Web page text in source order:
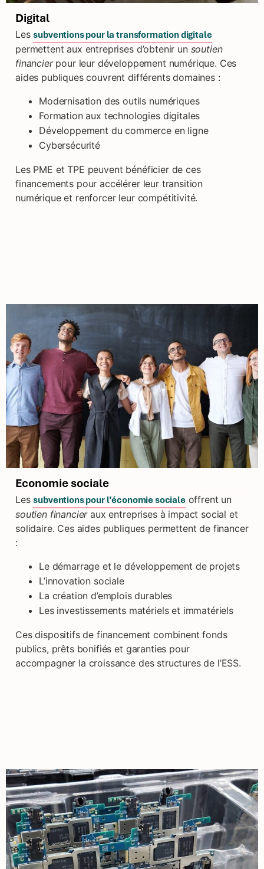
Digital
Lessubventions pour la transformation digitale
permettent aux entreprises d’obtenir un soutien
financierpour leur développement numérique. Ces
aides publiques couvrent différents domaines :
Modernisation des outils numériques
Formation aux technologies digitales
Développement du commerce en ligne
Cybersécurité
Les PME et TPE peuvent bénéficier de ces
financements pour accélérer leur transition
numérique et renforcer leur compétitivité.
Economie sociale
Lessubventions pour l’économie socialeoffrent un
soutien financieraux entreprises à impact social et
solidaire. Ces aides publiques permettent de financer
:
Le démarrage et le développement de projets
L’innovation sociale
La création d’emplois durables
Les investissements matériels et immatériels
Ces dispositifs de financement combinent fonds
publics, prêts bonifiés et garanties pour
accompagner la croissance des structures de l’ESS.